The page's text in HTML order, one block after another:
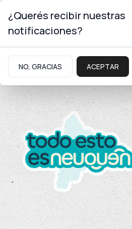
¿Querés recibir nuestras
notificaciones?
NO, GRACIAS ACEPTAR